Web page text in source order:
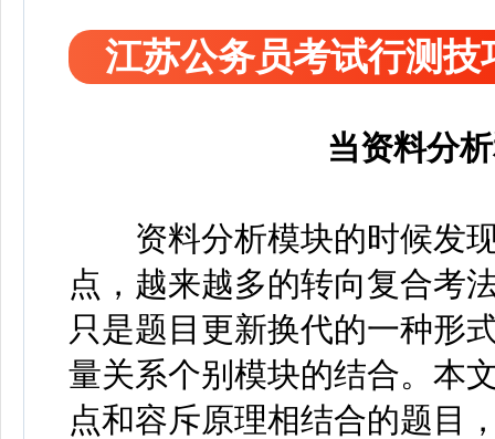
江苏公务员考试行测技
当资料分
资料分析模块的时候发现
点，越来越多的转向复合考
只是题目更新换代的一种形
量关系个别模块的结合。本
点和容斥原理相结合的题目